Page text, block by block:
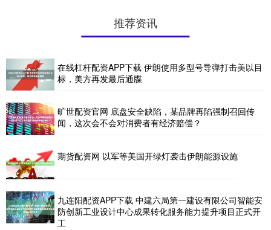
推荐资讯
在线杠杆配资APP下载 伊朗使用多型号导弹打击美以目
标，美方再发最后通牒
旷世配资官网 底盘安全缺陷，某品牌再陷强制召回传
闻，这次会不会对消费者有经济赔偿？
期货配资网 以军等美国开绿灯袭击伊朗能源设施
九连阳配资APP下载 中建六局第一建设有限公司智能安
防创新工业设计中心成果转化服务能力提升项目正式开
工